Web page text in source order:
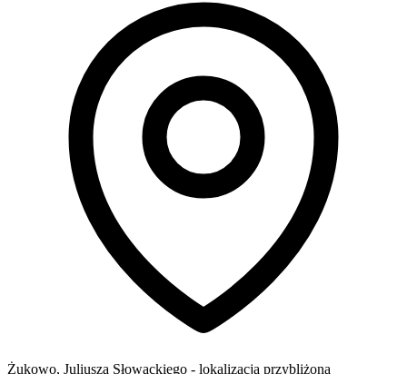
Żukowo, Juliusza Słowackiego - lokalizacja przybliżona